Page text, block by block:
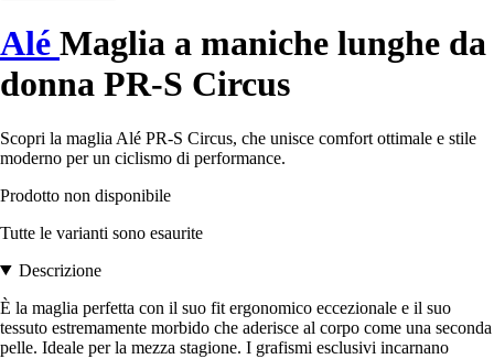
Alé Maglia a maniche lunghe da
donna PR-S Circus
Scopri la maglia Alé PR-S Circus, che unisce comfort ottimale e stile
moderno per un ciclismo di performance.
Prodotto non disponibile
Tutte le varianti sono esaurite
Descrizione
È la maglia perfetta con il suo fit ergonomico eccezionale e il suo
tessuto estremamente morbido che aderisce al corpo come una seconda
pelle. Ideale per la mezza stagione. I grafismi esclusivi incarnano